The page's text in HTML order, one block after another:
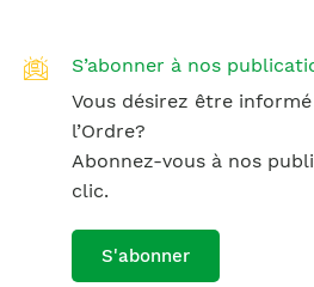
S’abonner à nos
Vous désirez être
l’Ordre?
Abonnez-vous à nos
clic.
S'abonner